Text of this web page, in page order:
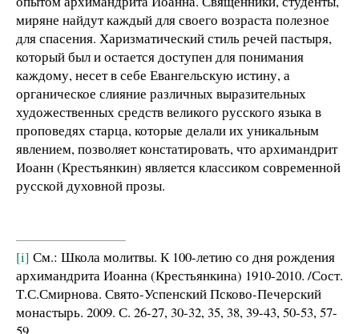
миряне найдут каждый для своего возраста полезное
для спасения. Харизматический стиль речей пастыря,
который был и остается доступен для понимания
каждому, несет в себе Евангельскую истину, а
органическое слияние различных выразительных
художественных средств великого русского языка в
проповедях старца, которые делали их уникальным
явлением, позволяет констатировать, что архимандрит
Иоанн (Крестьянкин) является классиком современной
русской духовной прозы.
[i] См.: Школа молитвы. К 100-летию со дня рождения
архимандрита Иоанна (Крестьянкина) 1910-2010. /Сост.
Т.С.Смирнова. Свято-Успенский Псково-Печерский
монастырь. 2009. С. 26-27, 30-32, 35, 38, 39-43, 50-53, 57-